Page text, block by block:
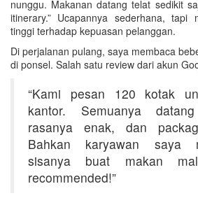
nunggu. Makanan datang telat sedikit
itinerary.” Ucapannya sederhana, tapi
tinggi terhadap kepuasan pelanggan.
Di perjalanan pulang, saya membaca
di ponsel. Salah satu review dari akun
“Kami pesan 120 kotak
kantor. Semuanya
rasanya enak, dan
Bahkan karyawan saya
sisanya buat makan
recommended!”